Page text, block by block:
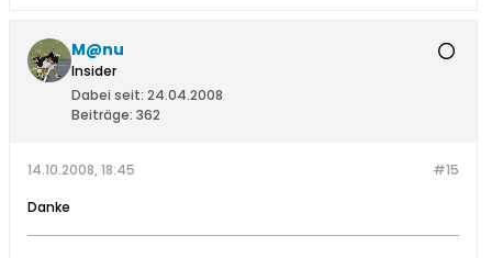
M@nu
Insider
Dabei seit: 24.04.2008
Beiträge: 362
#15
14.10.2008, 18:45
Danke